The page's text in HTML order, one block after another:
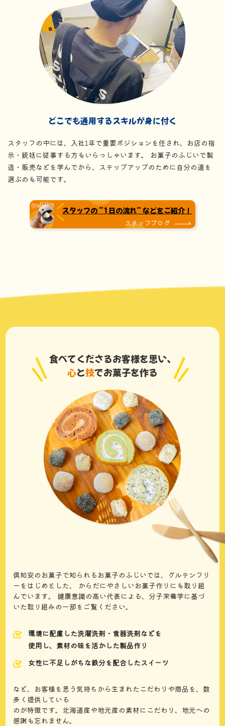
どこでも通用するスキルが身に付く
スタッフの中には、入社1年で重要ポジションを任され、お店の指
示・統括に従事する方もいらっしゃいます。 お菓子のふじいで製
造・販売などを学んでから、ステップアップのために自分の道を
選ぶのも可能です。
スタッフの ”1日の流れ” などをご紹介！
スタッフブログ
食べてくださるお客様を思い、
心と技でお菓子を作る
倶知安のお菓子で知られるお菓子のふじいでは、グルテンフリ
ーをはじめとした、
からだにやさしいお菓子作りにも取り組
んでいます。
健康意識の高い代表による、分子栄養学に基づ
いた取り組みの一部をご覧ください。
環境に配慮した洗濯洗剤・食器洗剤などを
使用し、素材の味を活かした製品作り
女性に不足しがちな鉄分を配合したスイーツ
など、お客様を思う気持ちから生まれたこだわりや商品を、数
多く提供している
のが特徴です。北海道産や地元産の素材にこだわり、地元への
感謝も忘れません。